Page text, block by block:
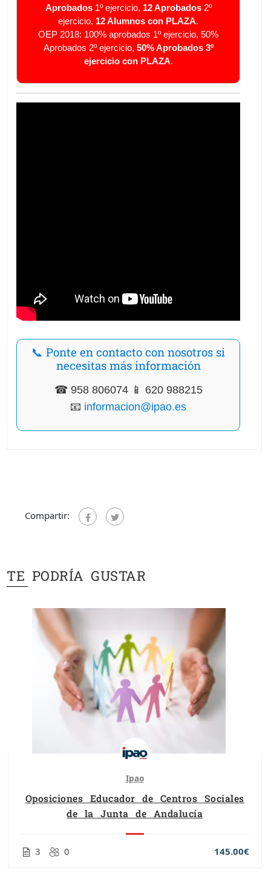
Aprobados1º ejercicio, 12 Aprobados2º
ejercicio, 12 Alumnos con PLAZA.
OEP 2018: 100% aprobados 1º ejercicio,50%
Aprobados 2º ejercicio, 50% Aprobados 3º
ejercicio con PLAZA.
📞 Ponte en contacto con nosotros si
necesitas más información
☎ 958 806074 📱 620 988215
📧 informacion@ipao.es
Compartir:
TE PODRÍA GUSTAR
Ipao
Oposiciones Educador de Centros Sociales
de la Junta de Andalucía
3 0 145.00€